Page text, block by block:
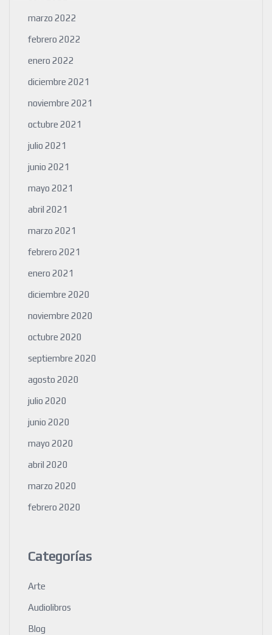
marzo 2022
febrero 2022
enero 2022
diciembre 2021
noviembre 2021
octubre 2021
julio 2021
junio 2021
mayo 2021
abril 2021
marzo 2021
febrero 2021
enero 2021
diciembre 2020
noviembre 2020
octubre 2020
septiembre 2020
agosto 2020
julio 2020
junio 2020
mayo 2020
abril 2020
marzo 2020
febrero 2020
Categorías
Arte
Audiolibros
Blog